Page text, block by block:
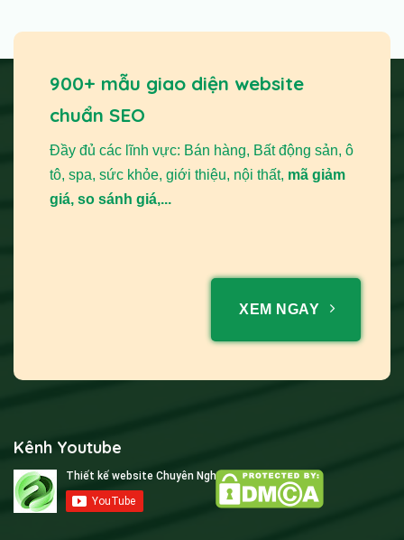
900+ mẫu giao diện website
chuẩn SEO
Đầy đủ các lĩnh vực: Bán hàng, Bất động sản, ô
tô, spa, sức khỏe, giới thiệu, nội thất, mã giảm
giá, so sánh giá,...
XEM NGAY
Kênh Youtube